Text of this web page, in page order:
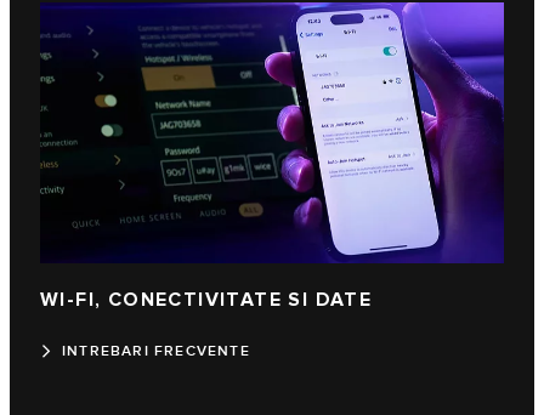
WI-FI, CONECTIVITATE SI DATE
INTREBARI FRECVENTE